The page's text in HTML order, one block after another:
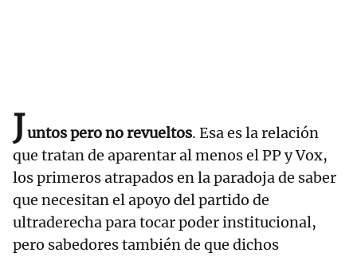
Juntos pero no revueltos. Esa es la relación
que tratan de aparentar al menos el PP y Vox,
los primeros atrapados en la paradoja de saber
que necesitan el apoyo del partido de
ultraderecha para tocar poder institucional,
pero sabedores también de que dichos